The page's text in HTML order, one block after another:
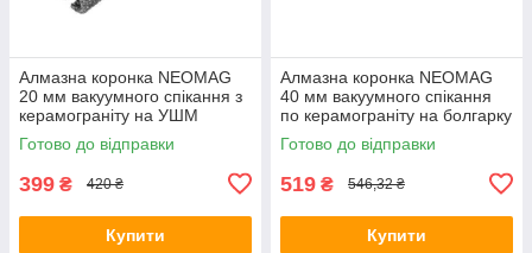
Алмазна коронка NEOMAG
20 мм вакуумного спікання з
керамограніту на УШМ
Готово до відправки
399 ₴ 420 ₴
Купити
Алмазна коронка NEOMAG
40 мм вакуумного спікання
по керамограніту на болгарку
Готово до відправки
519 ₴ 546,32 ₴
Купити